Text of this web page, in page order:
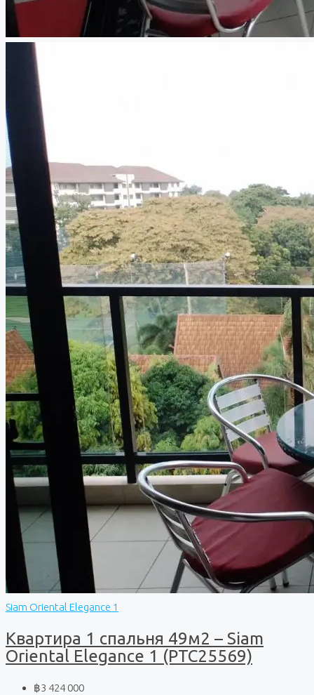
Siam Oriental Elegance 1
Квартира 1 спальня 49м2 – Siam
Oriental Elegance 1 (PTC25569)
฿3 424 000